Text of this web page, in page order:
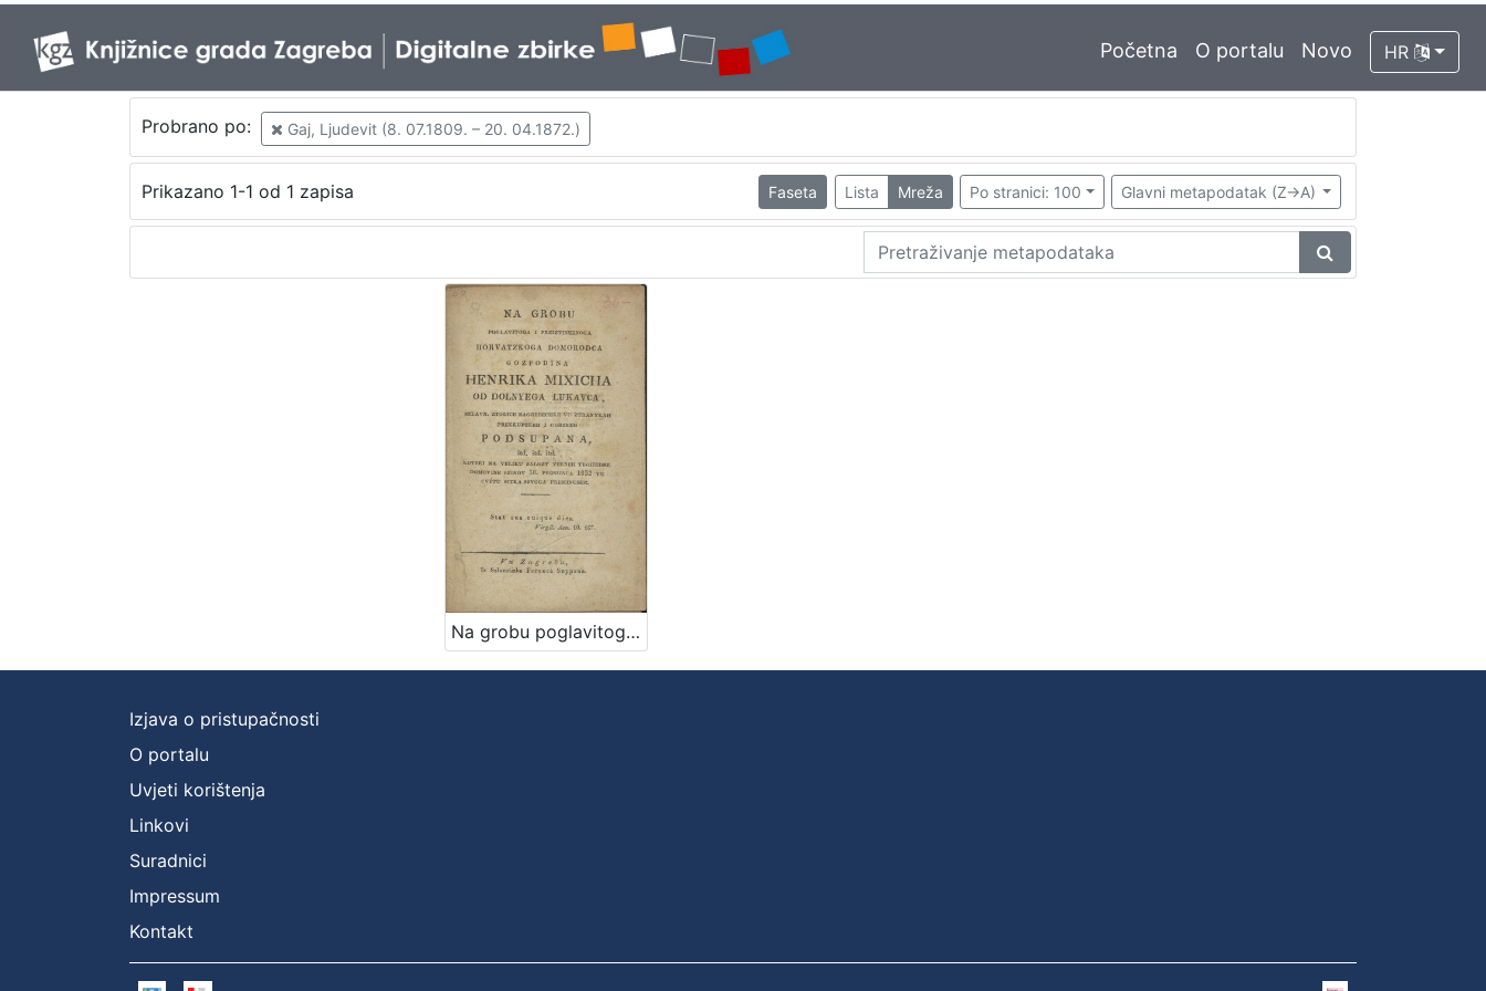
Početna O portalu Novo HR
Probrano po: Gaj, Ljudevit (8. 07.1809. – 20. 04.1872.)
Prikazano 1-1 od 1 zapisa Faseta Lista Mreža Po stranici: 100 Glavni metapodatak (Z->A)
Na grobu poglavitoga i preizvishenoga horvatzkoga domorodca gozpodina Henrika Mixicha od Dolnyega Lukavca, ... koteri na veliku salozt verneh trojjedne domovine szinov 18. proszinca 1832 vu cvétu sitka szvoga preminushe / [G.]
Izjava o pristupačnosti
O portalu
Uvjeti korištenja
Linkovi
Suradnici
Impressum
Kontakt